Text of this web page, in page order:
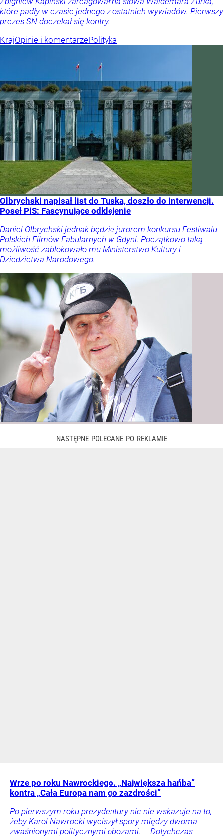
które padły w czasie jednego z ostatnich wywiadów. Pierwszy
prezes SN doczekał się kontry.
KrajOpinie i komentarzePolityka
Olbrychski napisał list do Tuska, doszło do interwencji.
Poseł PiS: Fascynujące odklejenie
Daniel Olbrychski jednak będzie jurorem konkursu Festiwalu
Polskich Filmów Fabularnych w Gdyni. Początkowo taką
możliwość zablokowało mu Ministerstwo Kultury i
Dziedzictwa Narodowego.
Wrze po roku Nawrockiego. „Największa hańba”
kontra „Cała Europa nam go zazdrości”
Po pierwszym roku prezydentury nic nie wskazuje na to,
żeby Karol Nawrocki wyciszył spory między dwoma
zwaśnionymi politycznymi obozami. – Dotychczas